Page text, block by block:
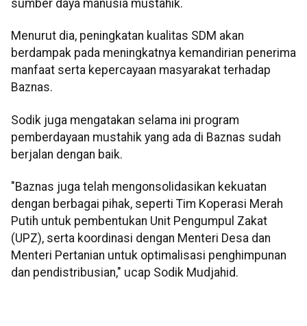
sumber daya manusia mustahik.
Menurut dia, peningkatan kualitas SDM akan
berdampak pada meningkatnya kemandirian penerima
manfaat serta kepercayaan masyarakat terhadap
Baznas.
Sodik juga mengatakan selama ini program
pemberdayaan mustahik yang ada di Baznas sudah
berjalan dengan baik.
"Baznas juga telah mengonsolidasikan kekuatan
dengan berbagai pihak, seperti Tim Koperasi Merah
Putih untuk pembentukan Unit Pengumpul Zakat
(UPZ), serta koordinasi dengan Menteri Desa dan
Menteri Pertanian untuk optimalisasi penghimpunan
dan pendistribusian," ucap Sodik Mudjahid.